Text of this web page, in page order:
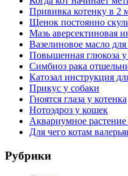
Прививка котенку в 2
Щенок постоянно
Мазь аверсектиновая
Вазелиновое масло для
Повышенная глюкоза у
Симбиоз рака
Катозал инструкция
Прикус у собаки
Гноятся глаза у котенка
Нотоэдроз у кошек
Аквариумное растение
Для чего котам
Рубрики